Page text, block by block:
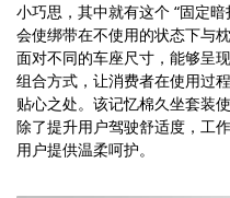
小巧思，其中就有这个 “固定暗
会使绑带在不使用的状态下与
面对不同的车座尺寸，能够呈
组合方式，让消费者在使用过
贴心之处。该记忆棉久坐套装
除了提升用户驾驶舒适度，工
用户提供温柔呵护。